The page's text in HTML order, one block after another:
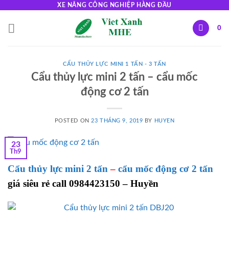
content
XE NÂNG CÔNG NGHIỆP HÀNG ĐẦU
0
CẨU THỦY LỰC MINI 1 TẤN - 3 TẤN
Cẩu thủy lực mini 2 tấn – cẩu mốc
động cơ 2 tấn
POSTED ON 23 THÁNG 9, 2019 BY HUYEN
23
Th9
Cẩu thủy lực mini 2 tấn – cẩu mốc động cơ 2 tấn
giá siêu rẻ call 0984423150 – Huyền